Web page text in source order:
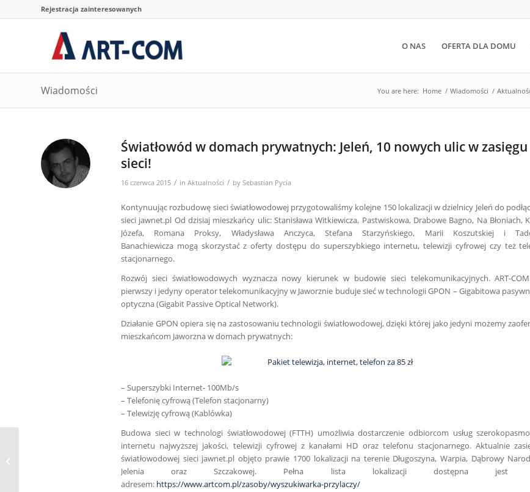
Rejestracja zainteresowanych
O NAS OFERTA DLA DOMU
Wiadomości You are here: Home / Wiadomości /
Światłowód w domach prywatnych: Jeleń, 10 nowych ulic w zasięgu
sieci!
16 czerwca 2015 / in Aktualności / by Sebastian Pycia
Kontynuując rozbudowę sieci światłowodowej przygotowaliśmy kolejne 150 lokalizacji w dzielnicy Jeleń do
sieci jawnet.pl Od dzisiaj mieszkańcy ulic: Stanisława Witkiewicza, Pastwiskowa, Drabowe Bagno, Na Błoniach,
Józefa, Romana Proksy, Władysława Anczyca, Stefana Starzyńskiego, Marii Koszutskiej i
Banachiewicza mogą skorzystać z oferty dostępu do superszybkiego internetu, telewizji cyfrowej czy też
stacjonarnego.
Rozwój sieci światłowodowych wyznacza nowy kierunek w budowie sieci telekomunikacyjnych. ART-
pierwszy i jedyny operator telekomunikacyjny w Jaworznie buduje sieć w technologii GPON – Gigabitowa
optyczna (Gigabit Passive Optical Network).
Działanie GPON opiera się na zastosowaniu technologii światłowodowej, dzięki której jako jedyni możemy
mieszkańcom Jaworzna w domach prywatnych:
– Superszybki Internet- 100Mb/s
– Telefonię cyfrową (Telefon stacjonarny)
– Telewizję cyfrową (Kablówka)
Budowa sieci w technologi światłowodowej (FTTH) umożliwia dostarczenie odbiorcom usług
internetu najwyższej jakości, telewizji cyfrowej z kanałami HD oraz telefonu stacjonarnego. Aktualnie
światłowodowej sieci jawnet.pl objęto prawie 1700 lokalizacji na terenie Długoszyna, Warpia, Dąbrowy
Jelenia oraz Szczakowej. Pełna lista lokalizacji dostępna jest
adresem: https://www.artcom.pl/zasoby/wyszukiwarka-przylaczy/
Prace serwisowe: Piłsudskiego 76